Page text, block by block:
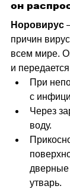
он
Норовирус
причин
всем мире.
и
При
с
Через
воду.
дверные
утварь.